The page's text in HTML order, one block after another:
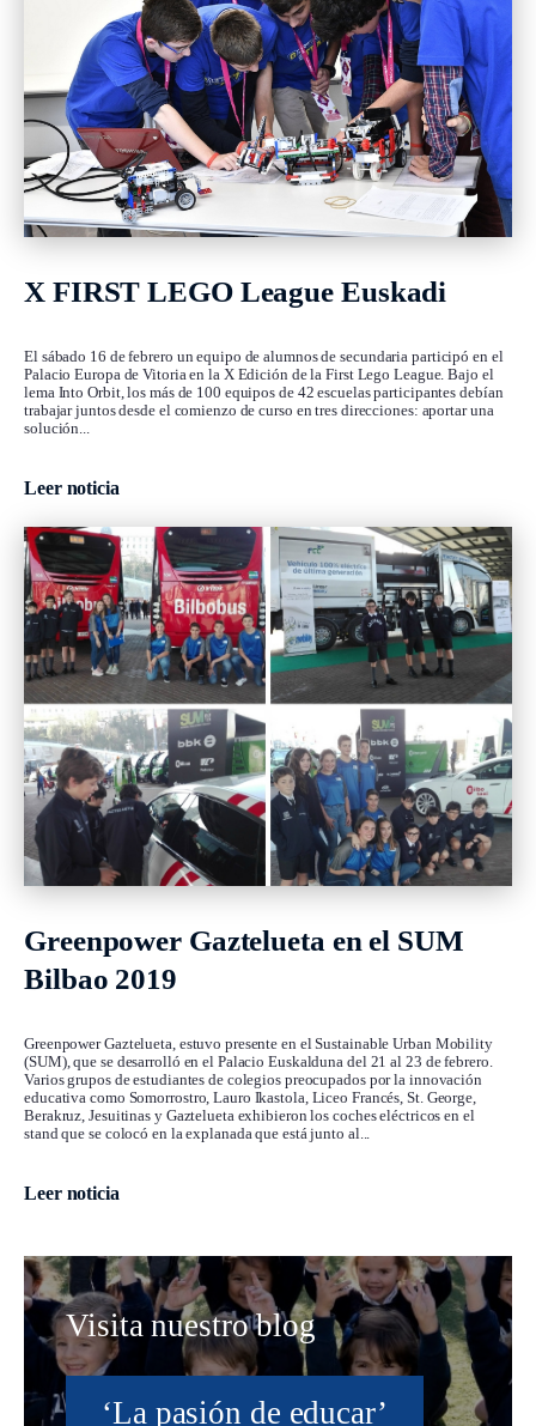
X FIRST LEGO League Euskadi
El sábado 16 de febrero un equipo de alumnos de secundaria participó en el
Palacio Europa de Vitoria en la X Edición de la First Lego League. Bajo el
lema Into Orbit, los más de 100 equipos de 42 escuelas participantes debían
trabajar juntos desde el comienzo de curso en tres direcciones: aportar una
solución...
Leer noticia
Greenpower Gaztelueta en el SUM
Bilbao 2019
Greenpower Gaztelueta, estuvo presente en el Sustainable Urban Mobility
(SUM), que se desarrolló en el Palacio Euskalduna del 21 al 23 de febrero.
Varios grupos de estudiantes de colegios preocupados por la innovación
educativa como Somorrostro, Lauro Ikastola, Liceo Francés, St. George,
Berakruz, Jesuitinas y Gaztelueta exhibieron los coches eléctricos en el
stand que se colocó en la explanada que está junto al...
Leer noticia
Visita nuestro blog
‘La pasión de educar’